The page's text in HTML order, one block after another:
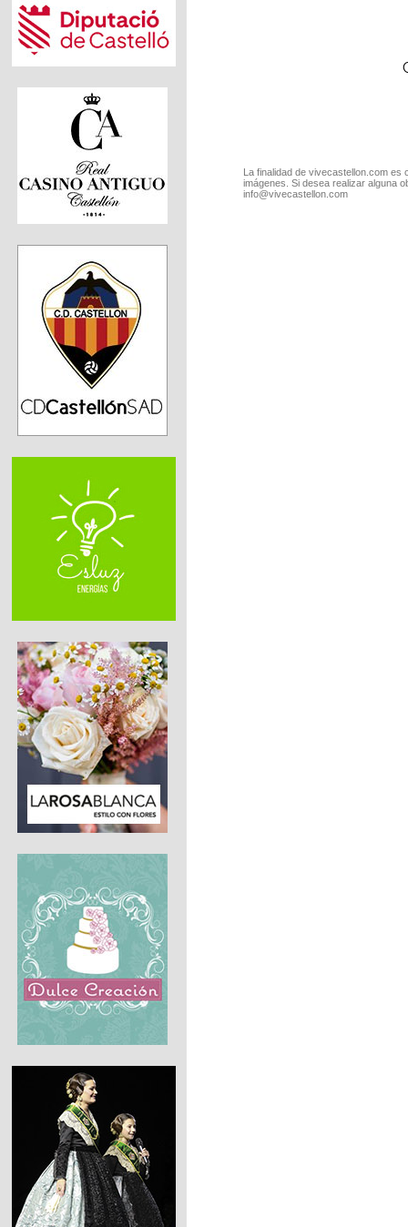
La finalidad de vivecastellon.com
imágenes. Si desea realizar alguna
info@vivecastellon.com